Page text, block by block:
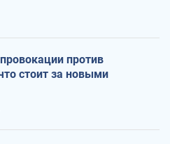
против
стоит за новыми